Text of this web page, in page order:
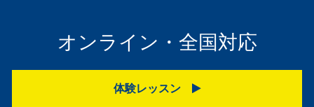
オンライン・全国対応
体験レッスン